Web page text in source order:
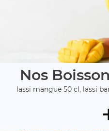
Nos
lassi mangue 50 cl, lassi